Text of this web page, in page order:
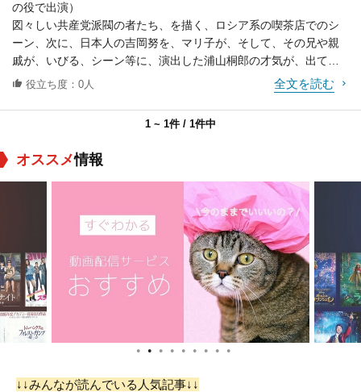
の役で出演）
図々しい共産党派閥の者たち、を描く、ロシア系の喫茶店でのシ
ーン、次に、日本人の吉岡努を、マリ子が、そして、その兄や親
戚が、いびる、シーン等に、演出した浦山桐郎の才気が、出てい
て、これは、傑作です。
いくつか重ねた重厚な青春大作映画として観ることも可能。
中国系あるいは、韓国系の人たち、が、人数増えているようです
が、日本人を描いた作品、として必見かも。
若い頃に、銀座の名画座：並木座で観た、思い出の映画です。
役立ち度：0人 全文を読む
1 ~ 1件 / 1件中
オススメ情報
● ● ● ● ● ● ● ● ●
↓↓みんなが読んでいる人気記事↓↓